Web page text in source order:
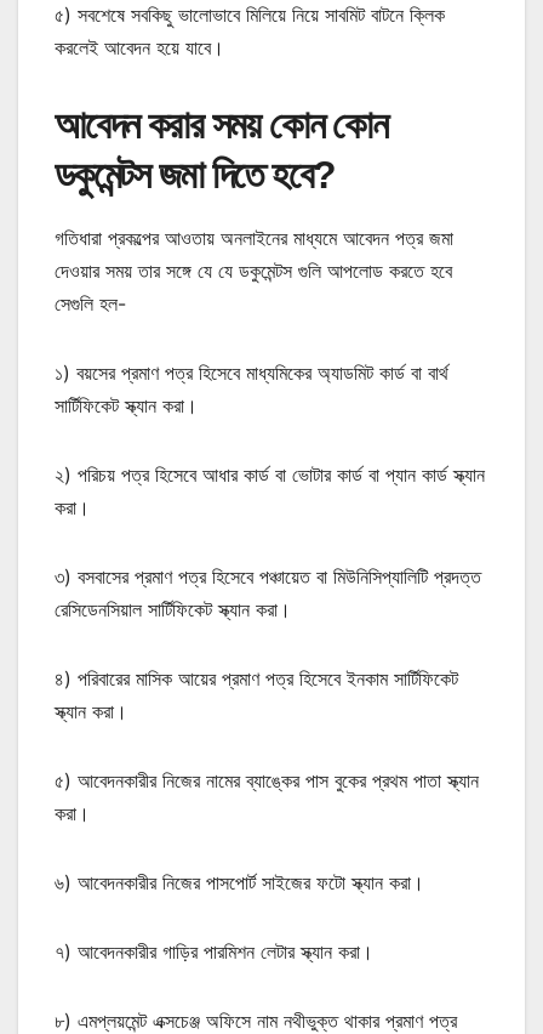
৫) সবশেষে সবকিছু ভালোভাবে মিলিয়ে নিয়ে সাবমিট বাটনে ক্লিক
করলেই আবেদন হয়ে যাবে।
আবেদন করার সময় কোন কোন
ডকুমেন্টস জমা দিতে হবে?
গতিধারা প্রকল্পের আওতায় অনলাইনের মাধ্যমে আবেদন পত্র জমা
দেওয়ার সময় তার সঙ্গে যে যে ডকুমেন্টস গুলি আপলোড করতে হবে
সেগুলি হল-
১) বয়সের প্রমাণ পত্র হিসেবে মাধ্যমিকের অ্যাডমিট কার্ড বা বার্থ
সার্টিফিকেট স্ক্যান করা।
২) পরিচয় পত্র হিসেবে আধার কার্ড বা ভোটার কার্ড বা প্যান কার্ড স্ক্যান
করা।
৩) বসবাসের প্রমাণ পত্র হিসেবে পঞ্চায়েত বা মিউনিসিপ্যালিটি প্রদত্ত
রেসিডেনসিয়াল সার্টিফিকেট স্ক্যান করা।
৪) পরিবারের মাসিক আয়ের প্রমাণ পত্র হিসেবে ইনকাম সার্টিফিকেট
স্ক্যান করা।
৫) আবেদনকারীর নিজের নামের ব্যাঙ্কের পাস বুকের প্রথম পাতা স্ক্যান
করা।
৬) আবেদনকারীর নিজের পাসপোর্ট সাইজের ফটো স্ক্যান করা।
৭) আবেদনকারীর গাড়ির পারমিশন লেটার স্ক্যান করা।
৮) এমপ্লয়মেন্ট এক্সচেঞ্জ অফিসে নাম নথীভুক্ত থাকার প্রমাণ পত্র